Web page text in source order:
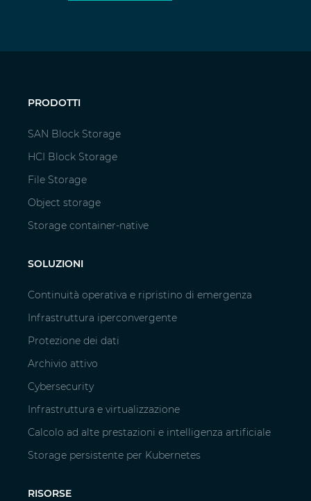
PRODOTTI
SAN Block Storage
HCI Block Storage
File Storage
Object storage
Storage container-native
SOLUZIONI
Continuità operativa e ripristino di emergenza
Infrastruttura iperconvergente
Protezione dei dati
Archivio attivo
Cybersecurity
Infrastruttura e virtualizzazione
Calcolo ad alte prestazioni e intelligenza artificiale
Storage persistente per Kubernetes
RISORSE